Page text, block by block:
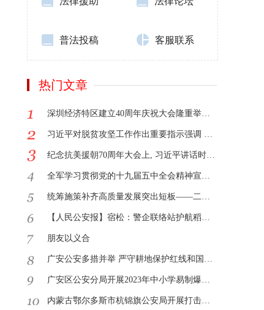
普法投稿 客服联系
热门文章
深圳经济特区建立40周年庆祝大会隆重举行 习近平发表重要讲话 韩正出席
习近平对脱贫攻坚工作作出重要指示强调 善始善终 善作善成 不获全胜决不收兵 李克强作出批示
纪念抗美援朝70周年大会上, 习近平讲话时的掌声因何响起
全军学习贯彻党的十九届五中全会精神宣讲团首场报告会举行
统筹施策补齐高质量发展突出短板——二论深入学习贯彻省委十二届五次全会精神
【人民公安报】宿松：警企联络站护航稻虾产业
朋友以义合
广安公安多措并举 严守耕地保护红线和国家粮食安全底线
广安区公安分局开展2023年中小学易制爆、剧毒危险化学品管理专项培训会
内蒙古鄂尔多斯市杭锦旗公安局开展打击治理跨境赌博宣传活动